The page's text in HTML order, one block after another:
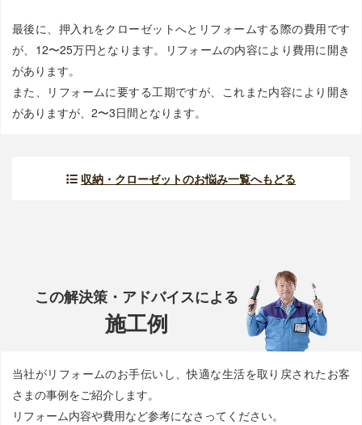
最後に、押入れをクローゼットへとリフォームする際の費用です
が、12〜25万円となります。リフォームの内容により費用に開き
があります。
また、リフォームに要する工期ですが、これまた内容により開き
がありますが、2〜3日間となります。
収納・クローゼットのお悩み一覧へもどる
この解決策・アドバイスによる
施工例
当社がリフォームのお手伝いし、快適な生活を取り戻されたお客
さまの事例をご紹介します。
リフォーム内容や費用など参考になさってください。